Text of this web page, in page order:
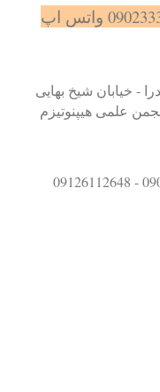
مشخصات فوق را به شماره 09023336716 واتس اپ
- خیابان شیخ بهایی
پلاک ۱۲ - دفتر انجمن علمی هیپنوتیزم